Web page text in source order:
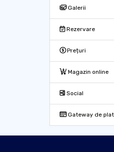
Galerii
Rezervare
Prețuri
Magazin online
Social
Gateway de